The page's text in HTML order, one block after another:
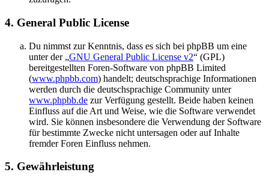
4. General Public License
Du nimmst zur Kenntnis, dass es sich bei phpBB um eine
unter der „GNU General Public License v2“ (GPL)
bereitgestellten Foren-Software von phpBB Limited
(www.phpbb.com) handelt; deutschsprachige Informationen
werden durch die deutschsprachige Community unter
www.phpbb.de zur Verfügung gestellt. Beide haben keinen
Einfluss auf die Art und Weise, wie die Software verwendet
wird. Sie können insbesondere die Verwendung der Software
für bestimmte Zwecke nicht untersagen oder auf Inhalte
fremder Foren Einfluss nehmen.
5. Gewährleistung